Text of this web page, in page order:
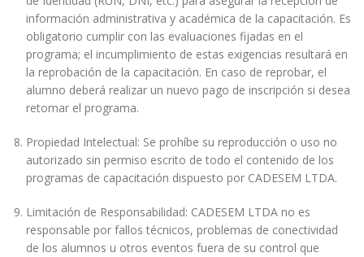
información administrativa y académica de la capacitación. Es
obligatorio cumplir con las evaluaciones fijadas en el
programa; el incumplimiento de estas exigencias resultará en
la reprobación de la capacitación. En caso de reprobar, el
alumno deberá realizar un nuevo pago de inscripción si desea
retomar el programa.
Propiedad Intelectual: Se prohíbe su reproducción o uso no
autorizado sin permiso escrito de todo el contenido de los
programas de capacitación dispuesto por CADESEM LTDA.
Limitación de Responsabilidad: CADESEM LTDA no es
responsable por fallos técnicos, problemas de conectividad
de los alumnos u otros eventos fuera de su control que